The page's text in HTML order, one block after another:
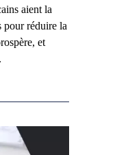
aient la
pour réduire la
et